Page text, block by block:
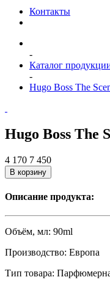
Контакты
-
Каталог
-
Hugo Boss The
Hugo Boss The
4 170 7 450
В корзину
Описание продукта:
Объём, мл: 90ml
Производство: Европа
Тип товара: